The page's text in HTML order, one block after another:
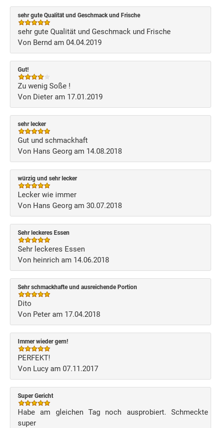
sehr gute Qualität und Geschmack und Frische
sehr gute Qualität und Geschmack und Frische
Von Bernd am 04.04.2019
Gut!
Zu wenig Soße !
Von Dieter am 17.01.2019
sehr lecker
Gut und schmackhaft
Von Hans Georg am 14.08.2018
würzig und sehr lecker
Lecker wie immer
Von Hans Georg am 30.07.2018
Sehr leckeres Essen
Sehr leckeres Essen
Von heinrich am 14.06.2018
Sehr schmackhafte und ausreichende Portion
Dito
Von Peter am 17.04.2018
Immer wieder gern!
PERFEKT!
Von Lucy am 07.11.2017
Super Gericht
Habe am gleichen Tag noch ausprobiert. Schmeckte
super